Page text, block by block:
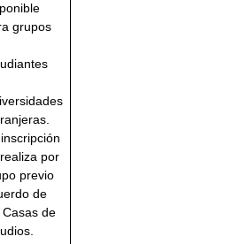
grupos
por
previo
de
Casas de